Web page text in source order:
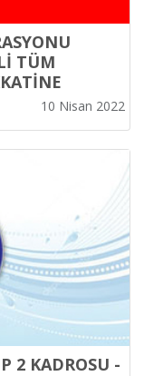
TÜM
10 Nisan 2022
2 KADROSU -